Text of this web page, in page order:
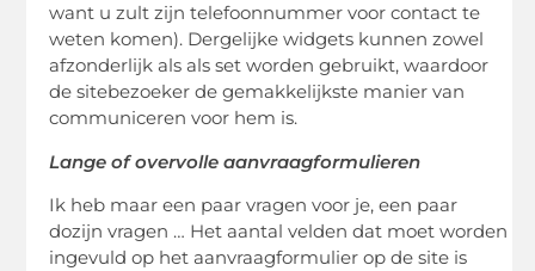
want u zult zijn telefoonnummer voor contact te
weten komen). Dergelijke widgets kunnen zowel
afzonderlijk als als set worden gebruikt, waardoor
de sitebezoeker de gemakkelijkste manier van
communiceren voor hem is.
Lange of overvolle aanvraagformulieren
Ik heb maar een paar vragen voor je, een paar
dozijn vragen … Het aantal velden dat moet worden
ingevuld op het aanvraagformulier op de site is